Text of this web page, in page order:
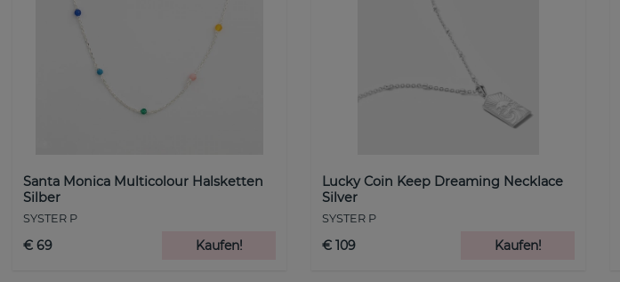
Santa Monica Multicolour Halsketten
Silber
SYSTER P
€ 69 Kaufen!
Lucky Coin Keep Dreaming Necklace
Silver
SYSTER P
€ 109 Kaufen!